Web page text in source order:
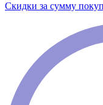
Скидки за сумму